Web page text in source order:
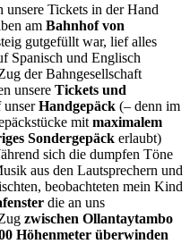
Tickets in der Hand
am Bahnhof von
gutgefüllt war, lief alles
Spanisch und Englisch
der Bahngesellschaft
unsere Tickets und
unserHandgepäck (– denn im
mit maximalem
Sondergepäck erlaubt)
sich die dumpfen Töne
aus den Lautsprechern und
beobachteten mein Kind
die an uns
zwischen Ollantaytambo
Höhenmeter überwinden